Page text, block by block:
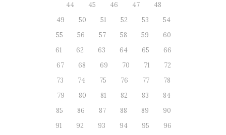
44
45 46 47
48
49
50 51 52 53
54
55
56 57 58 59
60
61
62 63 64 65
66
67
68 69 70 71
72
73
74 75 76 77
78
79
80 81 82 83
84
85
86 87 88 89
90
91
92 93 94 95
96